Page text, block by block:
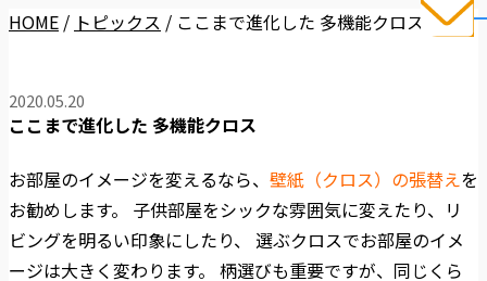
HOME / トピックス / ここまで進化した 多機能クロス
2020.05.20
ここまで進化した 多機能クロス
お部屋のイメージを変えるなら、 壁紙（クロス）の張替えを
お勧めします。 子供部屋をシックな雰囲気に変えたり、リ
ビングを明るい印象にしたり、 選ぶクロスでお部屋のイメ
ージは大きく変わります。 柄選びも重要ですが、同じくら